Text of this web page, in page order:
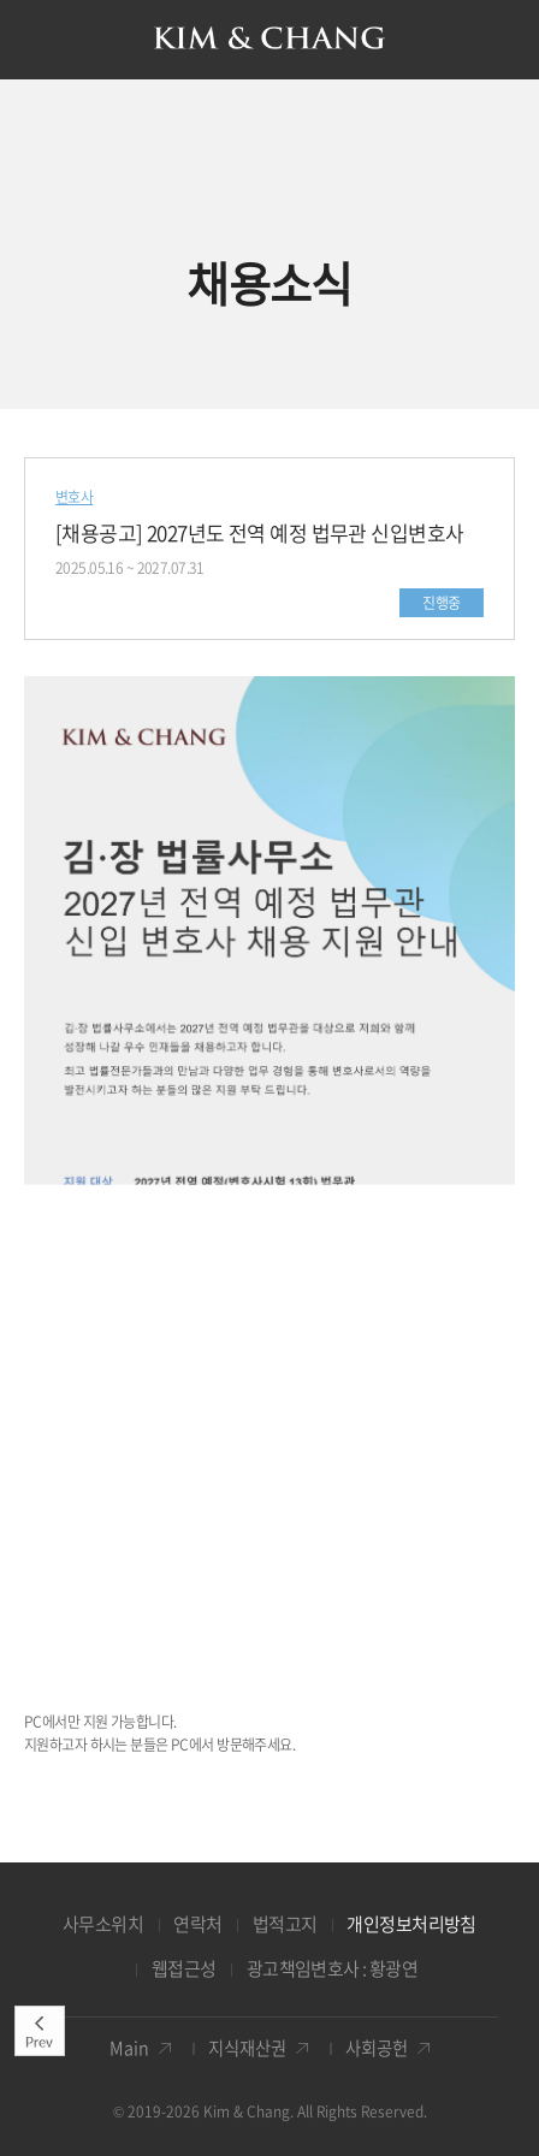
채용소식
변호사
[채용공고] 2027년도 전역 예정 법무관 신입변호사
2025.05.16 ~ 2027.07.31
진행중
PC에서만 지원 가능합니다.
지원하고자 하시는 분들은 PC에서 방문해주세요.
사무소위치 연락처 법적고지
개인정보처리방침
웹접근성
광고책임변호사 : 황광연
Main 지식재산권 사회공헌
© 2019-2026 Kim & Chang. All Rights Reserved.